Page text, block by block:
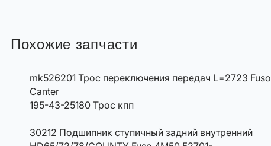
Похожие запчасти
mk526201 Трос переключения передач L=2723 Fuso
Canter
195-43-25180 Трос кпп
30212 Подшипник ступичный задний внутренний